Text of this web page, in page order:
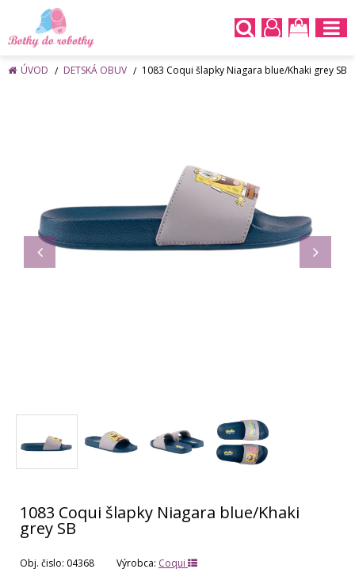
ÚVOD DETSKÁ OBUV 1083 Coqui šlapky Niagara blue/Khaki grey SB
1083 Coqui šlapky Niagara blue/Khaki
grey SB
Obj. čislo: 04368 Výrobca: Coqui